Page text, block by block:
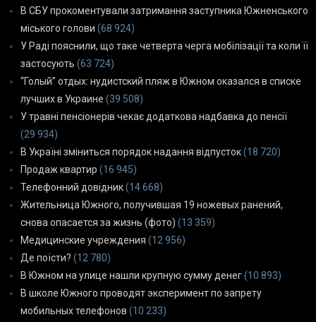
В СБУ прокоментували затримання заступника Южненського
міського голови (68 924)
У Раді пояснили, що таке четверта черга мобілізації та коли її
застосують (63 724)
“Голый” отдых: нудистский пляж в Южном оказался в списке
лучших в Украине (39 508)
У травні пенсіонерів чекає додаткова надбавка до пенсії
(29 934)
В Україні зміниться порядок надання відпусток(18 720)
Продаж квартир (16 945)
Телефонний довідник(14 668)
Жительница Южного, получившая 19 ножевых ранений,
снова опасается за жизнь (фото) (13 359)
Медицинские учреждения (12 956)
Де поїсти? (12 780)
В Южном на улице нашли крупную сумму денег(10 893)
В школе Южного проводят эксперимент по запрету
мобильных телефонов (10 233)